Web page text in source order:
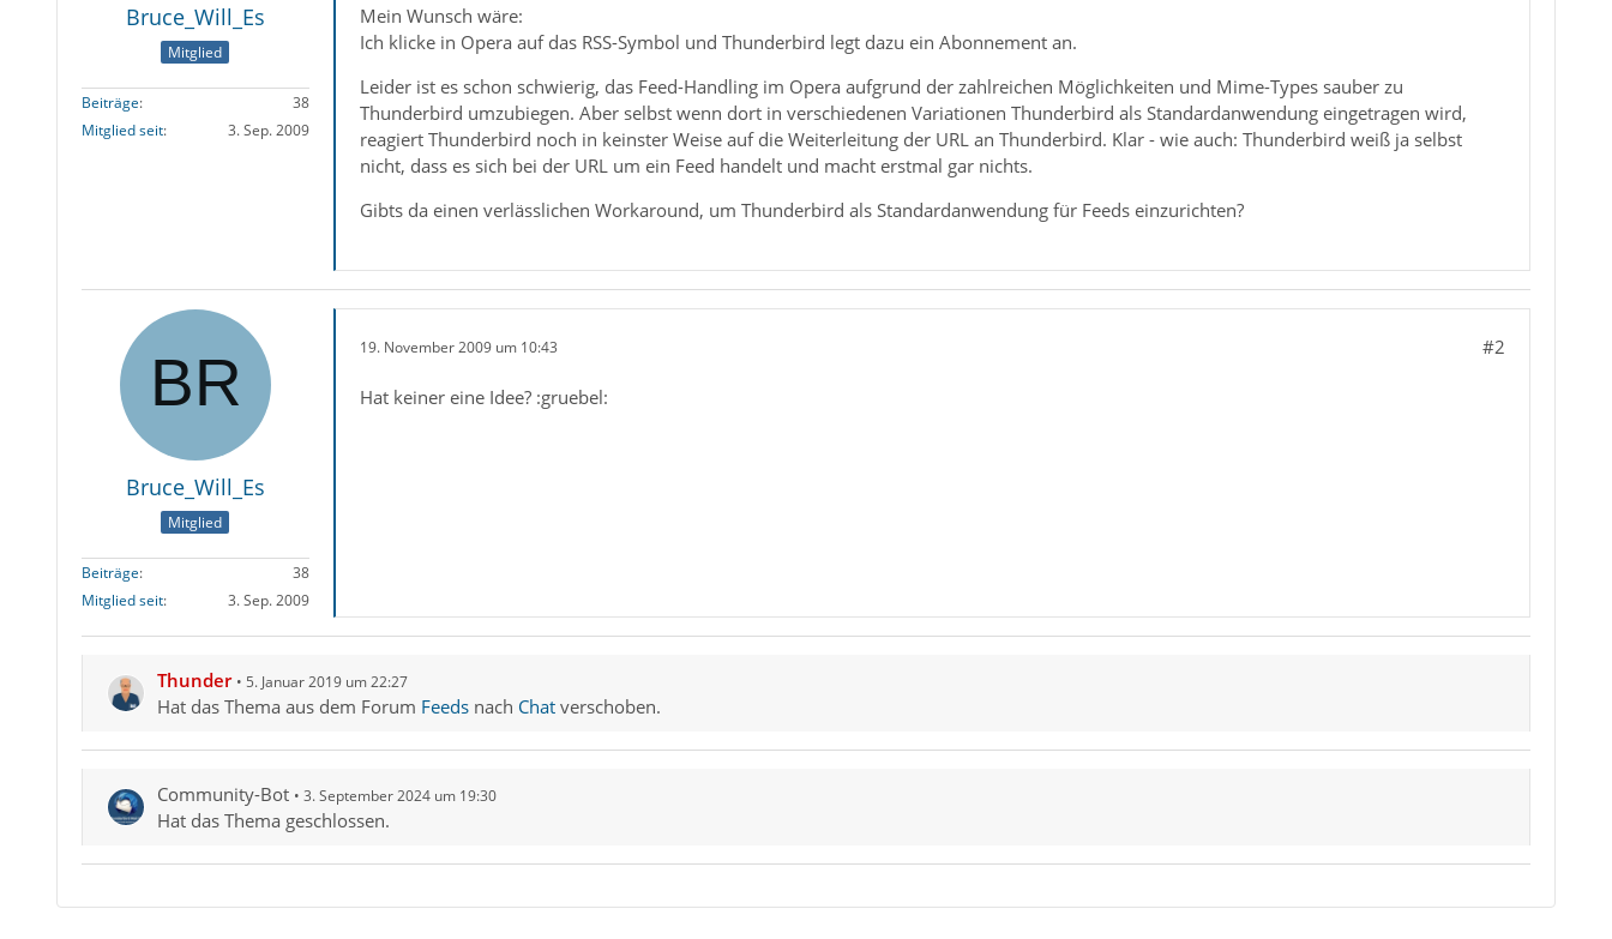
Bruce_Will_Es
Mitglied
Beiträge
38
Mitglied seit
3. Sep. 2009
Mein Wunsch wäre:
Ich klicke in Opera auf das RSS-Symbol und Thunderbird legt dazu ein Abonnement an.
Leider ist es schon schwierig, das Feed-Handling im Opera aufgrund der zahlreichen Möglichkeiten und Mime-Types sauber zu
Thunderbird umzubiegen. Aber selbst wenn dort in verschiedenen Variationen Thunderbird als Standardanwendung eingetragen wird,
reagiert Thunderbird noch in keinster Weise auf die Weiterleitung der URL an Thunderbird. Klar - wie auch: Thunderbird weiß ja selbst
nicht, dass es sich bei der URL um ein Feed handelt und macht erstmal gar nichts.
Gibts da einen verlässlichen Workaround, um Thunderbird als Standardanwendung für Feeds einzurichten?
Bruce_Will_Es
Mitglied
Beiträge
38
Mitglied seit
3. Sep. 2009
19. November 2009 um 10:43 #2
Hat keiner eine Idee? :gruebel:
Thunder 5. Januar 2019 um 22:27
Hat das Thema aus dem Forum Feedsnach Chatverschoben.
Community-Bot 3. September 2024 um 19:30
Hat das Thema geschlossen.